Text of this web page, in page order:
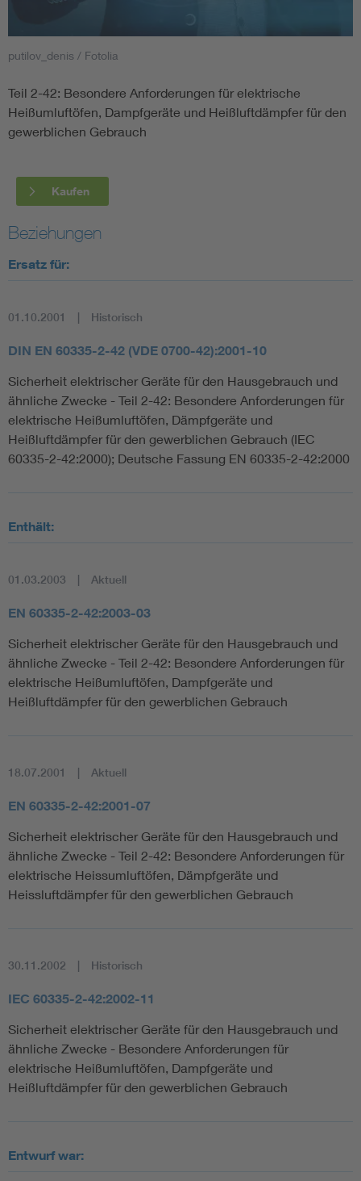
Smart Cities
Blitzschutz: DIN EN 62305 in der Übersicht
Cybersecurity in der Industrieautomatisierung
DIN VDE 0100 für sichere Elektroinstallationen
putilov_denis / Fotolia
Teil 2-42: Besondere Anforderungen für elektrische
Heißumluftöfen, Dampfgeräte und Heißluftdämpfer für den
gewerblichen Gebrauch
Kaufen
Beziehungen
Ersatz für:
01.10.2001 Historisch
DIN EN 60335-2-42 (VDE 0700-42):2001-10
Sicherheit elektrischer Geräte für den Hausgebrauch und
ähnliche Zwecke - Teil 2-42: Besondere Anforderungen für
elektrische Heißumluftöfen, Dämpfgeräte und
Heißluftdämpfer für den gewerblichen Gebrauch (IEC
60335-2-42:2000); Deutsche Fassung EN 60335-2-42:2000
Enthält:
01.03.2003 Aktuell
EN 60335-2-42:2003-03
Sicherheit elektrischer Geräte für den Hausgebrauch und
ähnliche Zwecke - Teil 2-42: Besondere Anforderungen für
elektrische Heißumluftöfen, Dampfgeräte und
Heißluftdämpfer für den gewerblichen Gebrauch
18.07.2001 Aktuell
EN 60335-2-42:2001-07
Sicherheit elektrischer Geräte für den Hausgebrauch und
ähnliche Zwecke - Teil 2-42: Besondere Anforderungen für
elektrische Heissumluftöfen, Dämpfgeräte und
Heissluftdämpfer für den gewerblichen Gebrauch
30.11.2002 Historisch
IEC 60335-2-42:2002-11
Sicherheit elektrischer Geräte für den Hausgebrauch und
ähnliche Zwecke - Besondere Anforderungen für
elektrische Heißumluftöfen, Dampfgeräte und
Heißluftdämpfer für den gewerblichen Gebrauch
Entwurf war: